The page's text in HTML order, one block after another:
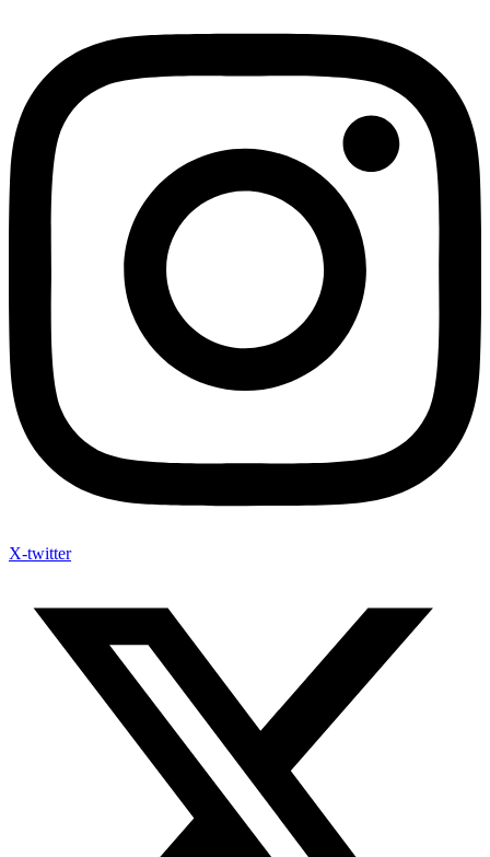
X-twitter